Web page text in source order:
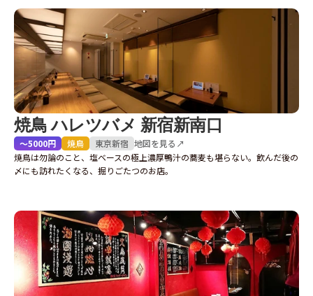
焼鳥 ハレツバメ 新宿新南口
〜5000円 焼鳥 東京新宿 地図を見る↗
焼鳥は勿論のこと、塩ベースの極上濃厚鴨汁の蕎麦も堪らない。飲んだ後の
〆にも訪れたくなる、掘りごたつのお店。